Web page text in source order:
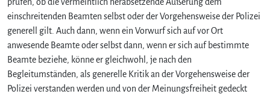
einschreitenden Beamten selbst oder der Vorgehensweise der Polizei
generell gilt. Auch dann, wenn ein Vorwurf sich auf vor Ort
anwesende Beamte oder selbst dann, wenn er sich auf bestimmte
Beamte beziehe, könne er gleichwohl, je nach den
Begleitumständen, als generelle Kritik an der Vorgehensweise der
Polizei verstanden werden und von der Meinungsfreiheit gedeckt